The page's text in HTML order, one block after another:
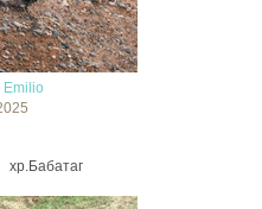
Emilio
хр.Бабатаг